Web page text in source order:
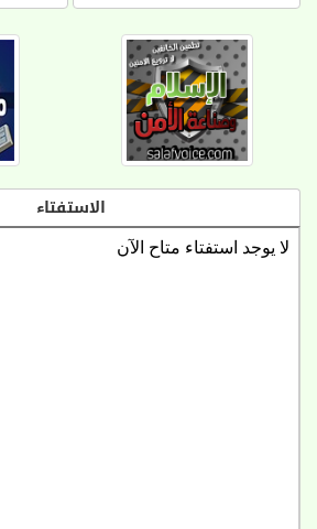
الاستفتاء